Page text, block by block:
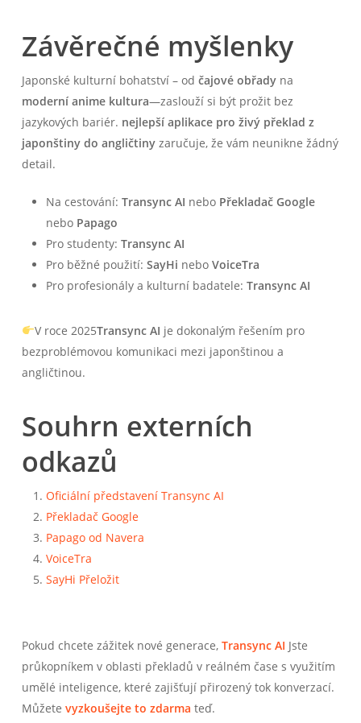
Závěrečné myšlenky
Japonské kulturní bohatství – od čajové obřadyna
moderní anime kultura—zaslouží si být prožit bez
jazykových bariér. nejlepší aplikace pro živý překlad z
japonštiny do angličtinyzaručuje, že vám neunikne žádný
detail.
Na cestování: Transync AI nebo Překladač Google
nebo Papago
Pro studenty: Transync AI
Pro běžné použití: SayHi nebo VoiceTra
Pro profesionály a kulturní badatele: Transync AI
V roce 2025Transync AI je dokonalým řešením pro
bezproblémovou komunikaci mezi japonštinou a
angličtinou.
Souhrn externích
odkazů
Oficiální představení Transync AI
Překladač Google
Papago od Navera
VoiceTra
SayHi Přeložit
Pokud chcete zážitek nové generace, Transync AI Jste
průkopníkem v oblasti překladů v reálném čase s využitím
umělé inteligence, které zajišťují přirozený tok konverzací.
Můžete vyzkoušejte to zdarma teď.